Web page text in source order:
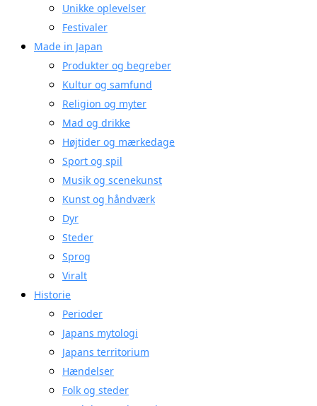
Unikke oplevelser
Festivaler
Made in Japan
Produkter og begreber
Kultur og samfund
Religion og myter
Mad og drikke
Højtider og mærkedage
Sport og spil
Musik og scenekunst
Kunst og håndværk
Dyr
Steder
Sprog
Viralt
Historie
Perioder
Japans mytologi
Japans territorium
Hændelser
Folk og steder